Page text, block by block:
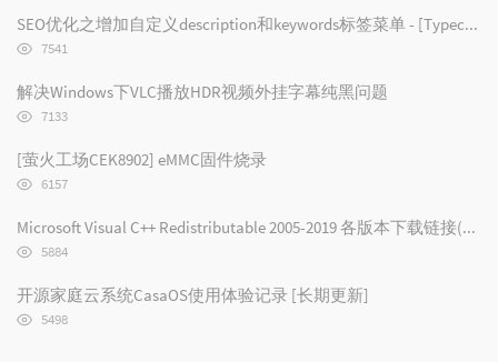
文
评
文
SEO优化之增加自定义description和keywords标签菜单 - [Typecho/Handsome]
浏
次
数:
7541
解决Windows下VLC播放HDR视频外挂字幕纯黑问题
浏
次
数:
7133
[萤火工场CEK8902] eMMC固件烧录
浏
数:
6157
Microsoft Visual C++ Redistributable 2005-2019 各版本下载链接(2019/2017/2015/2013/2012/2010/2008/2005)
浏
次
数:
5884
开源家庭云系统CasaOS使用体验记录 [长期更新]
浏
5498